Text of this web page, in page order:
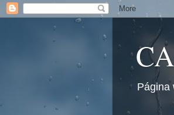
Página